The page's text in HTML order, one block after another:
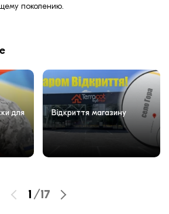
поколению.
для
Відкриття магазину
1 /17